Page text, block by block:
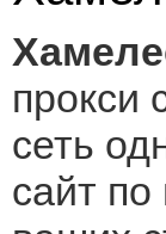
прокси
сеть
сайт